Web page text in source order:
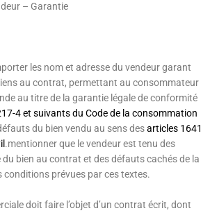
– Garantie
les nom et adresse du vendeur garant
au contrat, permettant au consommateur
au titre de la garantie légale de conformité
4 et suivants du Code de la consommation
du bien vendu au sens desarticles 1641
.mentionner que le vendeur est tenu des
bien au contrat et des défauts cachés de la
conditions prévues par ces textes.
doit faire l’objet d’un contrat écrit, dont